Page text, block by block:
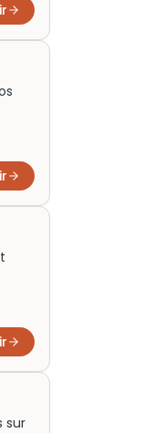
sur